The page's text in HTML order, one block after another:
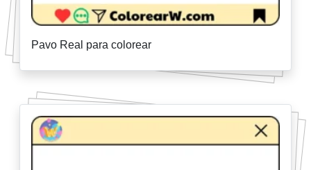
Pavo Real para colorear